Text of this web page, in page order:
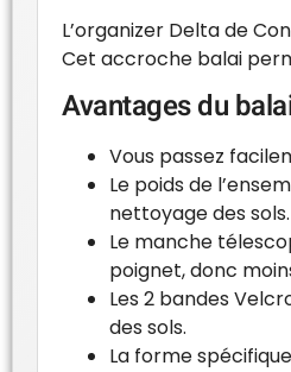
L’organizer Delta de
Cet accroche balai
Avantages du
Vous passez
Le poids de
nettoyage des sols.
Le manche
poignet, donc
Les 2 bandes
des sols.
La forme